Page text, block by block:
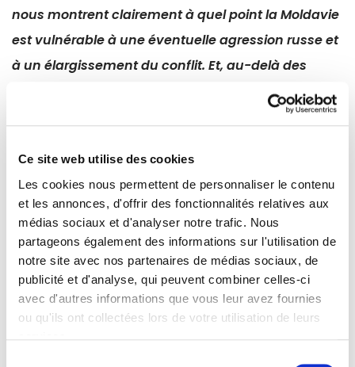
Ce site web utilise des cookies
Les cookies nous permettent de personnaliser le contenu
et les annonces, d'offrir des fonctionnalités relatives aux
médias sociaux et d'analyser notre trafic. Nous
partageons également des informations sur l'utilisation de
notre site avec nos partenaires de médias sociaux, de
publicité et d'analyse, qui peuvent combiner celles-ci
avec d'autres informations que vous leur avez fournies
ou qu'ils ont collectées lors de votre utilisation de leurs
nous montrent clairement à quel point la Moldavie
est vulnérable à une éventuelle agression russe et
à un élargissement du conflit. Et, au-delà des
implications sécuritaires, accorder le statut de
candidat à l'Ukraine et à la Moldavie relève du
Poutine et aux autres dictateurs. Ce message,
c’est que l'Union européenne soutient les pays
démocratiques avec lesquels elle partage les
mêmes valeurs, en pratique et non seulement en
paroles.
Nous sommes à une période charnière, qui aura
des répercussions historiques. L'heure est à la